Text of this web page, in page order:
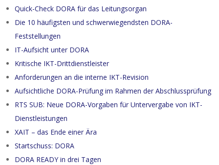
Quick-Check DORA für das Leitungsorgan
Die 10 häufigsten und schwerwiegendsten DORA-
Feststellungen
IT-Aufsicht unter DORA
Kritische IKT-Drittdienstleister
Anforderungen an die interne IKT-Revision
Aufsichtliche DORA-Prüfung im Rahmen der Abschlussprüfung
RTS SUB: Neue DORA-Vorgaben für Untervergabe von IKT-
Dienstleistungen
XAIT – das Ende einer Ära
Startschuss: DORA
DORA READY in drei Tagen